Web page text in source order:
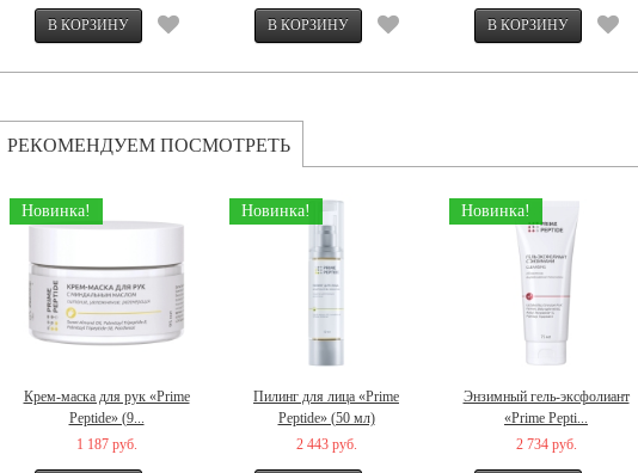
РЕКОМЕНДУЕМ ПОСМОТРЕТЬ
Новинка!
Крем-маска для рук «Prime
Peptide» (9...
1 187 руб.
Новинка!
Пилинг для лица «Prime
Peptidе» (50 мл)
2 443 руб.
Новинка!
Энзимный гель-эксфолиант
«Prime Pepti...
2 734 руб.